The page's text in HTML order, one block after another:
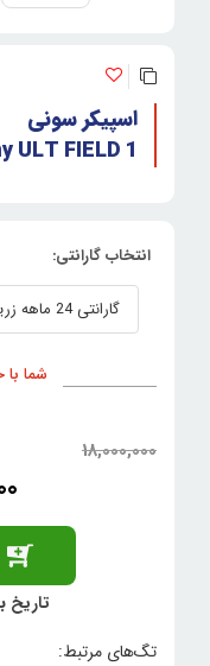
اسپیکر سونی
ULT FIELD 1
انتخاب گارانتی:
گارانتی 24 ماهه زرین سرویس امید
18,000,000
تاریخ